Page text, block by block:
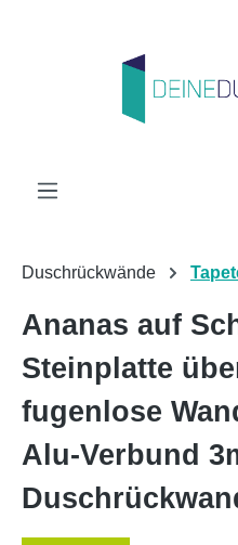
Duschrückwände
Ananas auf
Steinplatte
fugenlose
Alu-Verbund